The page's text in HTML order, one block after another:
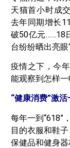
天猫首小时成
去年同期增长
破50亿元……18
台纷纷晒出亮眼“
疫情之下，今年
能观察到怎样一
“健康消费”激
每年一到“618”
目的衣服和鞋
保健品和健身器